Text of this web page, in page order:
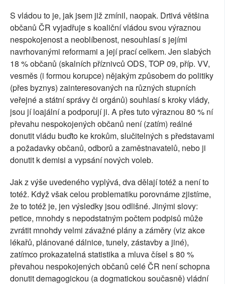
S vládou to je, jak jsem již zmínil, naopak. Drtivá většina
občanů ČR vyjadřuje s koaliční vládou svou výraznou
nespokojenost a neoblíbenost, nesouhlasí s jejími
navrhovanými reformami a její prací celkem. Jen slabých
18 % občanů (skalních příznivců ODS, TOP 09, příp. VV,
vesměs (i formou korupce) nějakým způsobem do politiky
(přes byznys) zainteresovaných na různých stupních
veřejné a státní správy či orgánů) souhlasí s kroky vlády,
jsou jí loajální a podporují ji. A přes tuto výraznou 80 % ní
převahu nespokojených občanů není (zatím) reálné
donutit vládu buďto ke krokům, slučitelných s představami
a požadavky občanů, odborů a zaměstnavatelů, nebo ji
donutit k demisi a vypsání nových voleb.
Jak z výše uvedeného vyplývá, dva dělají totéž a není to
totéž. Když však celou problematiku porovnáme zjistíme,
že to totéž je, jen výsledky jsou odlišné. Jinými slovy:
petice, mnohdy s nepodstatným počtem podpisů může
zvrátit mnohdy velmi závažné plány a záměry (viz akce
lékařů, plánované dálnice, tunely, zástavby a jiné),
zatímco prokazatelná statistika a mluva čísel s 80 %
převahou nespokojených občanů celé ČR není schopna
donutit demagogickou (a dogmatickou současně) vládní